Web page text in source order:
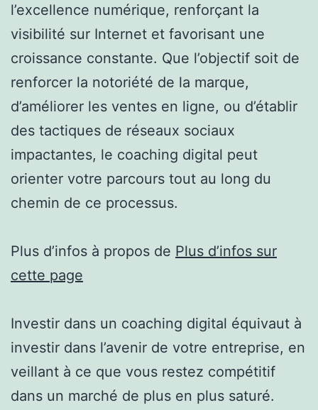
l’excellence numérique, renforçant la
visibilité sur Internet et favorisant une
croissance constante. Que l’objectif soit de
renforcer la notoriété de la marque,
d’améliorer les ventes en ligne, ou d’établir
des tactiques de réseaux sociaux
impactantes, le coaching digital peut
orienter votre parcours tout au long du
chemin de ce processus.
Plus d’infos à propos de Plus d’infos sur
cette page
Investir dans un coaching digital équivaut à
investir dans l’avenir de votre entreprise, en
veillant à ce que vous restez compétitif
dans un marché de plus en plus saturé.